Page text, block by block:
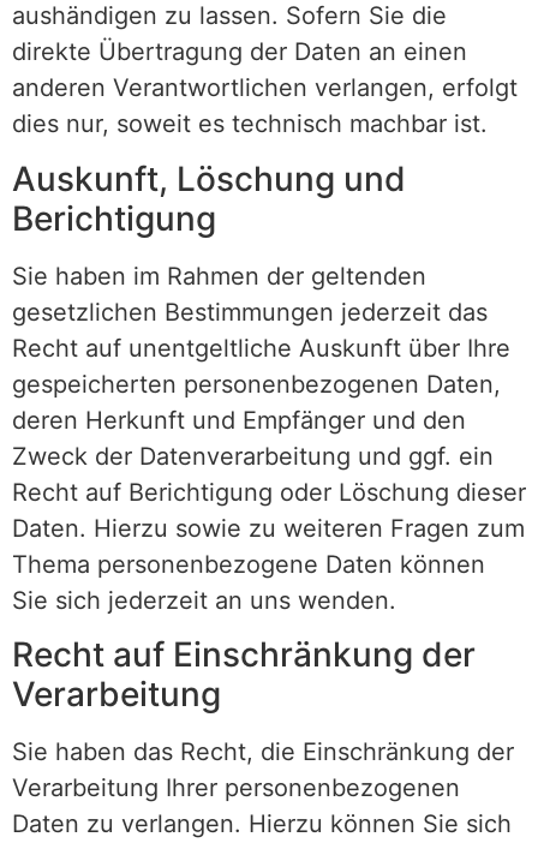
aushändigen zu lassen. Sofern Sie die
direkte Übertragung der Daten an einen
anderen Verantwortlichen verlangen, erfolgt
dies nur, soweit es technisch machbar ist.
Auskunft, Löschung und
Berichtigung
Sie haben im Rahmen der geltenden
gesetzlichen Bestimmungen jederzeit das
Recht auf unentgeltliche Auskunft über Ihre
gespeicherten personenbezogenen Daten,
deren Herkunft und Empfänger und den
Zweck der Datenverarbeitung und ggf. ein
Recht auf Berichtigung oder Löschung dieser
Daten. Hierzu sowie zu weiteren Fragen zum
Thema personenbezogene Daten können
Sie sich jederzeit an uns wenden.
Recht auf Einschränkung der
Verarbeitung
Sie haben das Recht, die Einschränkung der
Verarbeitung Ihrer personenbezogenen
Daten zu verlangen. Hierzu können Sie sich